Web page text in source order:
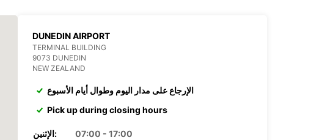
DUNEDIN AIRPORT
TERMINAL BUILDING
9073 DUNEDIN
NEW ZEALAND
الإرجاع على مدار اليوم وطوال أيام الأسبوع
Pick up during closing hours
الإثنين:
07:00 - 17:00